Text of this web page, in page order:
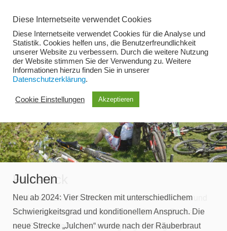
Inhalt
springen
Menü
Julchen
Neu ab 2024: Vier Strecken mit unterschiedlichem
Schwierigkeitsgrad und konditionellem Anspruch. Die
neue Strecke „Julchen“ wurde nach der Räuberbraut
Hunsrück
Entdecke den schönen Hunsrück zwischen Rhein und
Mosel mit dem Mountainbike. Die Täler von Baybach-
und Ehrbachtal sind ein einzigartiger Bikegenuss!
Diese Internetseite verwendet Cookies
Diese Internetseite verwendet Cookies für die Analyse und
Statistik. Cookies helfen uns, die Benutzerfreundlichkeit
unserer Website zu verbessern. Durch die weitere Nutzung
der Website stimmen Sie der Verwendung zu. Weitere
Informationen hierzu finden Sie in unserer
Datenschutzerklärung.
Cookie Einstellungen Akzeptieren